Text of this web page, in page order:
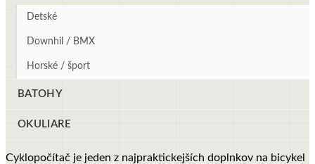
Detské
Downhil / BMX
Horské / šport
BATOHY
OKULIARE
Cyklopočítač je jeden z najpraktickejších doplnkov na bicykel